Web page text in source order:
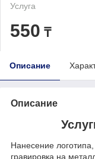
Услуга
550 ₸
Описание
Описание
Нанесение
гравировка на